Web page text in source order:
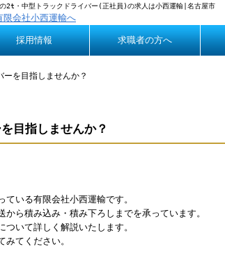
2t・中型トラックドライバー(正社員)の求人は小西運輸|名古屋市
採用情報
Q&A
求職者の方へ
を目指しませんか？
目指しませんか？
いる有限会社小西運輸です。
ら積み込み・積み下ろしまでを承っています。
いて詳しく解説いたします。
てください。